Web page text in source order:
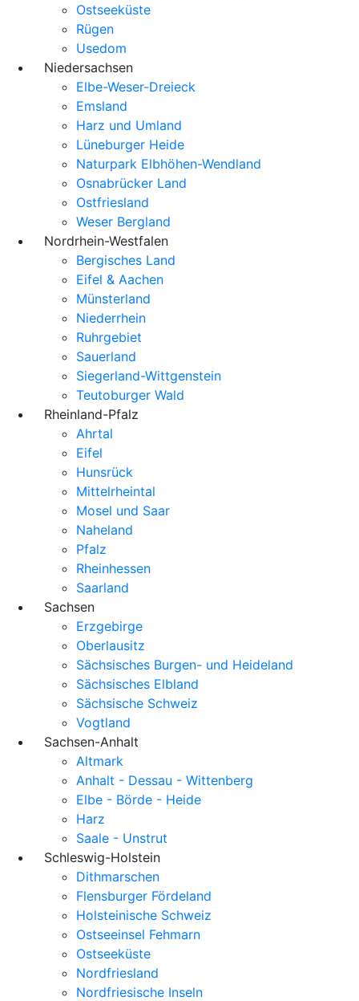
Ostseeküste
Rügen
Usedom
Niedersachsen
Elbe-Weser-Dreieck
Emsland
Harz und Umland
Lüneburger Heide
Naturpark Elbhöhen-Wendland
Osnabrücker Land
Ostfriesland
Weser Bergland
Nordrhein-Westfalen
Bergisches Land
Eifel & Aachen
Münsterland
Niederrhein
Ruhrgebiet
Sauerland
Siegerland-Wittgenstein
Teutoburger Wald
Rheinland-Pfalz
Ahrtal
Eifel
Hunsrück
Mittelrheintal
Mosel und Saar
Naheland
Pfalz
Rheinhessen
Saarland
Sachsen
Erzgebirge
Oberlausitz
Sächsisches Burgen- und Heideland
Sächsisches Elbland
Sächsische Schweiz
Vogtland
Sachsen-Anhalt
Altmark
Anhalt - Dessau - Wittenberg
Elbe - Börde - Heide
Harz
Saale - Unstrut
Schleswig-Holstein
Dithmarschen
Flensburger Fördeland
Holsteinische Schweiz
Ostseeinsel Fehmarn
Ostseeküste
Nordfriesland
Nordfriesische Inseln